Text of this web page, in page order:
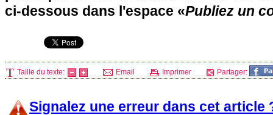
ci-dessous dans l'espace «Publiez un
Taille du texte: Email Imprimer Partager:
Signalez une erreur dans cet article